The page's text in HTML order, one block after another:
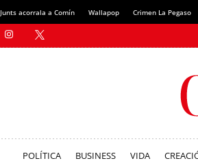
Junts acorrala a Comín Wallapop Crimen La Pegaso
POLÍTICA BUSINESS VIDA